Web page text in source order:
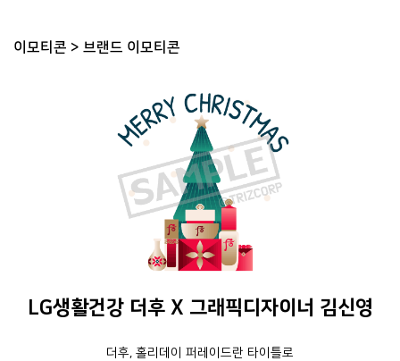
이모티콘 > 브랜드 이모티콘
LG생활건강 더후 X 그래픽디자이너 김신영
더후, 홀리데이 퍼레이드란 타이틀로